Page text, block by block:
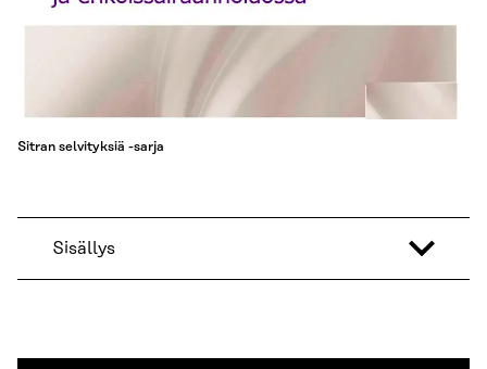
Sitran selvityksiä -sarja
Sisällys